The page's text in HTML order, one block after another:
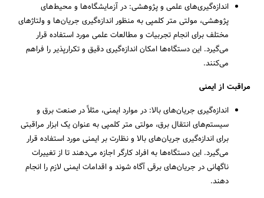
اندازه‌گیری‌های علمی و پژوهشی: در آزمایشگاه‌ها و محیط‌های
پژوهشی، مولتی متر کلمپی به منظور اندازه‌گیری جریان‌ها و ولتاژهای
مختلف برای انجام تجربیات و مطالعات علمی مورد استفاده قرار
می‌گیرد. این دستگاه‌ها امکان اندازه‌گیری دقیق و تکرارپذیر را فراهم
می‌کنند.
مراقبت از ایمنی
اندازه‌گیری جریان‌های بالا: در موارد ایمنی، مثلاً در صنعت برق و
سیستم‌های انتقال برق، مولتی متر کلمپی به عنوان یک ابزار مراقبتی
برای اندازه‌گیری جریان‌های بالا و نظارت بر ایمنی مورد استفاده قرار
می‌گیرد. این دستگاه‌ها به افراد کارگر اجازه می‌دهند تا از تغییرات
ناگهانی در جریان‌های برقی آگاه شوند و اقدامات ایمنی لازم را انجام
دهند.